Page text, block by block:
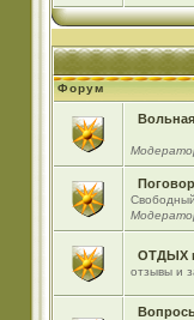
Форум
ОТДЫХ
отзывы и